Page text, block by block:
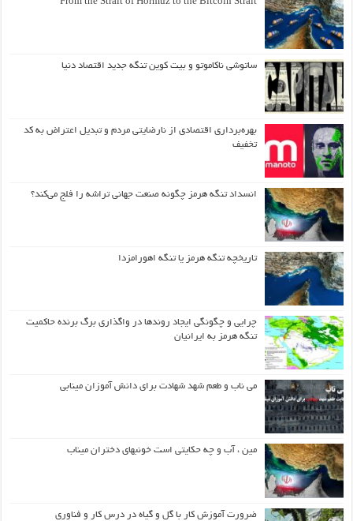
From the Strait of Hormuz to the Bitcoin Strait
ساتوشی ناکاموتو و بیت کوین تنگه جدید اقتصاد دنیا
بهره‌برداری اقتصادی از نارضایتی مردم و تبدیل اعتراض به کد
تخفیف
انسداد تنگه هرمز چگونه صنعت جهانی تراشه را فلج می‌کند؟
تاریخچه تنگه هرمز یا تنگه اهورامزدا
چرایی و چگونگی ایجاد روندها در واگذاری برگ برنده حاکمیت
تنگه هرمز به ایرانیان
می ناب و طعم شهد شهادت برای دانش آموزان مینابی
مین ، آب و چه حکایتی است خونبهای دختران میناب
ضرورت آموزش کار با گل و گیاه در درس کار و فناوری